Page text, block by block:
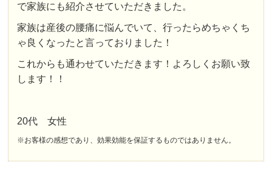
で家族にも紹介させていただきました。
家族は産後の腰痛に悩んでいて、行ったらめちゃくち
ゃ良くなったと言っておりました！
これからも通わせていただきます！よろしくお願い致
します！！
20代 女性
※お客様の感想であり、効果効能を保証するものではありません。